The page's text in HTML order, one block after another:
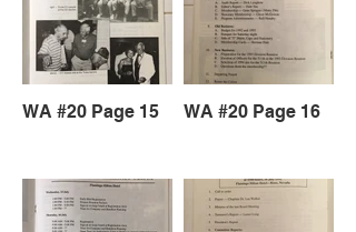
WA #20 Page 15 WA #20 Page 16